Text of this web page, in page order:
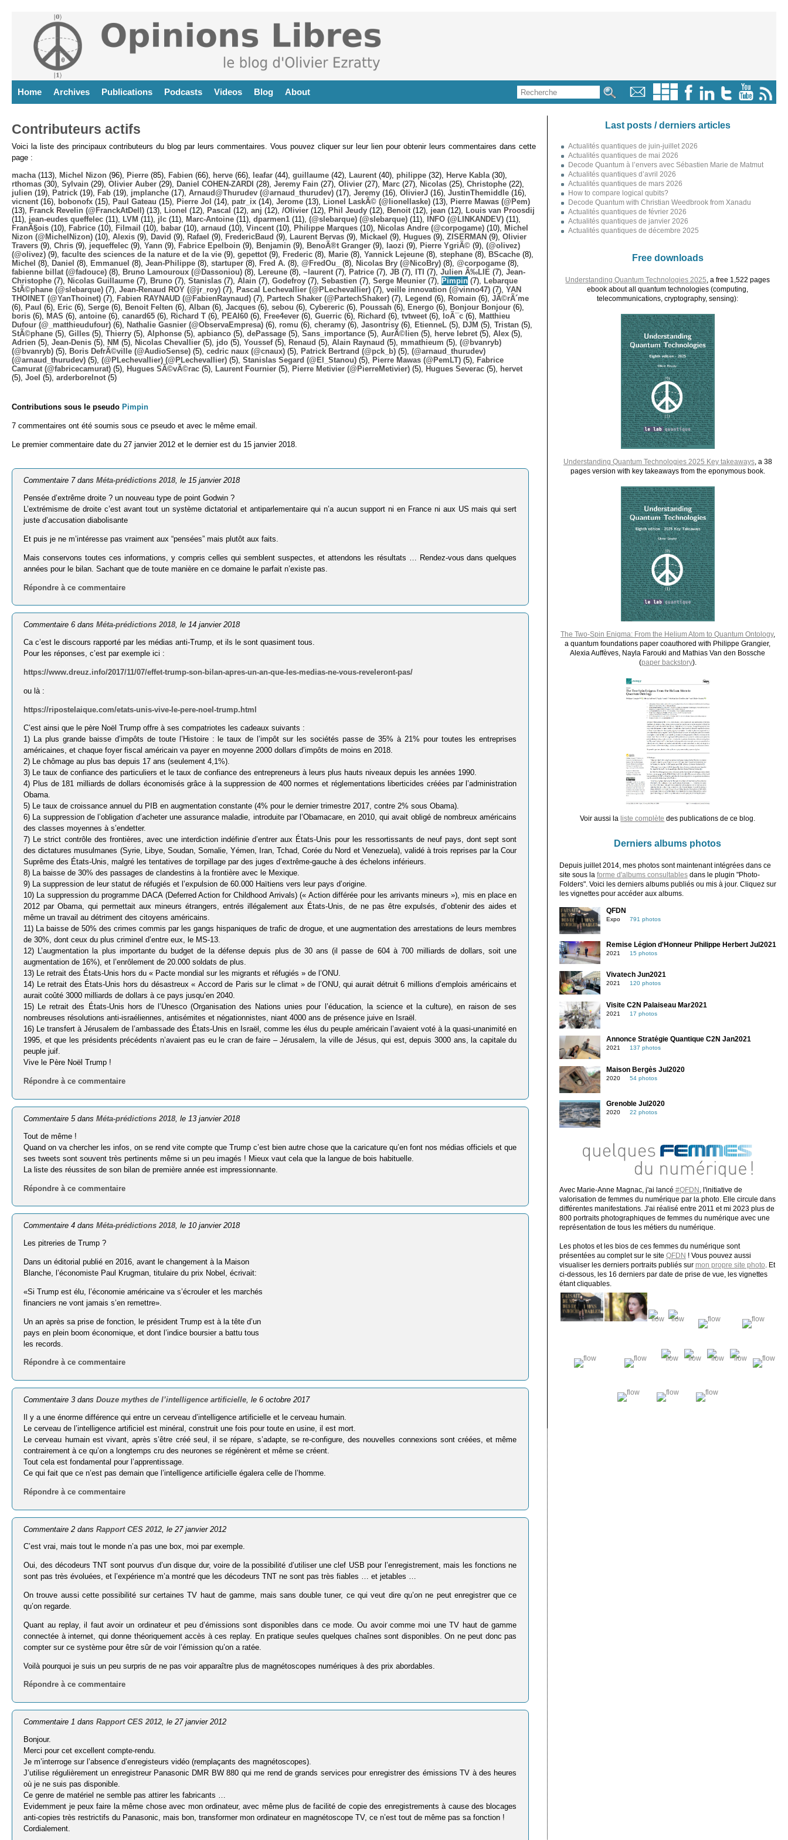
Home Archives Publications Podcasts Videos Blog About
Contributeurs actifs
Voici la liste des principaux contributeurs du blog par leurs commentaires. Vous pouvez cliquer sur leur lien pour obtenir leurs commentaires dans cette
page :
macha (113), Michel Nizon (96), Pierre (85), Fabien (66), herve (66), leafar (44), guillaume (42), Laurent (40), philippe (32), Herve Kabla (30),
rthomas (30), Sylvain (29), Olivier Auber (29), Daniel COHEN-ZARDI (28), Jeremy Fain (27), Olivier (27), Marc (27), Nicolas (25), Christophe (22),
julien (19), Patrick (19), Fab (19), jmplanche (17), Arnaud@Thurudev (@arnaud_thurudev) (17), Jeremy (16), OlivierJ (16), JustinThemiddle (16),
vicnent (16), bobonofx (15), Paul Gateau (15), Pierre Jol (14), patr_ix (14), Jerome (13), Lionel LaskÃ© (@lionellaske) (13),
Pierre Mawas (@Pem)
(13),
Franck Revelin (@FranckAtDell) (13), Lionel (12), Pascal (12), anj (12), /Olivier (12), Phil Jeudy (12), Benoit (12), jean (12),
Louis van Proosdij
(11), jean-eudes queffelec (11), LVM (11), jlc (11), Marc-Antoine (11), dparmen1 (11), (@slebarque) (@slebarque) (11), INFO (@LINKANDEV) (11),
FranÃ§ois (10), Fabrice (10), Filmail (10), babar (10), arnaud (10), Vincent (10), Philippe Marques (10), Nicolas Andre (@corpogame) (10),
Michel
Nizon (@MichelNizon) (10), Alexis (9), David (9), Rafael (9), FredericBaud (9), Laurent Bervas (9), Mickael (9), Hugues (9), ZISERMAN (9), Olivier
Travers (9), Chris (9), jequeffelec (9), Yann (9), Fabrice Epelboin (9), Benjamin (9), BenoÃ®t Granger (9), laozi (9), Pierre YgriÃ© (9), (@olivez)
(@olivez) (9), faculte des sciences de la nature et de la vie (9), gepettot (9), Frederic (8), Marie (8), Yannick Lejeune (8), stephane (8), BScache (8),
Michel (8), Daniel (8), Emmanuel (8), Jean-Philippe (8), startuper (8), Fred A. (8), @FredOu_ (8), Nicolas Bry (@NicoBry) (8), @corpogame (8),
fabienne billat (@fadouce) (8), Bruno Lamouroux (@Dassoniou) (8), Lereune (8), ~laurent (7), Patrice (7), JB (7), ITI (7), Julien Ã‰LIE (7), Jean-
Christophe (7), Nicolas Guillaume (7), Bruno (7), Stanislas (7), Alain (7), Godefroy (7), Sebastien (7), Serge Meunier (7), Pimpin (7),
Lebarque
StÃ©phane (@slebarque) (7), Jean-Renaud ROY (@jr_roy) (7), Pascal Lechevallier (@PLechevallier) (7), veille innovation (@vinno47) (7), YAN
THOINET (@YanThoinet) (7), Fabien RAYNAUD (@FabienRaynaud) (7), Partech Shaker (@PartechShaker) (7), Legend (6), Romain (6), JÃ©rÃ´me
(6),
Paul (6), Eric (6), Serge (6), Benoit Felten (6), Alban (6), Jacques (6), sebou (6), Cybereric (6), Poussah (6), Energo (6), Bonjour Bonjour (6),
boris (6), MAS (6), antoine (6), canard65 (6), Richard T (6), PEAI60 (6), Free4ever (6), Guerric (6), Richard (6), tvtweet (6), loÃ¯c (6),
Matthieu
Dufour (@_matthieudufour) (6), Nathalie Gasnier (@ObservaEmpresa) (6), romu (6), cheramy (6), Jasontrisy (6), EtienneL (5), DJM (5), Tristan (5),
StÃ©phane (5), Gilles (5), Thierry (5), Alphonse (5), apbianco (5), dePassage (5), Sans_importance (5), AurÃ©lien (5), herve lebret (5), Alex (5),
Adrien (5), Jean-Denis (5), NM (5), Nicolas Chevallier (5), jdo (5), Youssef(5), Renaud (5), Alain Raynaud (5), mmathieum (5), (@bvanryb)
(@bvanryb) (5), Boris DefrÃ©ville (@AudioSense) (5), cedric naux (@cnaux) (5), Patrick Bertrand (@pck_b) (5), (@arnaud_thurudev)
(@arnaud_thurudev) (5), (@PLechevallier) (@PLechevallier) (5), Stanislas Segard (@El_Stanou) (5), Pierre Mawas (@PemLT) (5),
Fabrice
Camurat (@fabricecamurat) (5), Hugues SÃ©vÃ©rac (5), Laurent Fournier (5), Pierre Metivier (@PierreMetivier) (5), Hugues Severac (5),
hervet
(5), Joel (5), arderborelnot (5)
Contributions sous le pseudo Pimpin
7 commentaires ont été soumis sous ce pseudo et avec le même email.
Le premier commentaire date du 27 janvier 2012 et le dernier est du 15 janvier 2018.
Commentaire 7 dansMéta-prédictions 2018, le 15 janvier 2018
Pensée d’extrême droite ? un nouveau type de point Godwin ?
L’extrémisme de droite c’est avant tout un système dictatorial et antiparlementaire qui n’a aucun support ni en France ni aux US mais qui sert
juste d’accusation diabolisante
Et puis je ne m’intéresse pas vraiment aux “pensées” mais plutôt aux faits.
Mais conservons toutes ces informations, y compris celles qui semblent suspectes, et attendons les résultats … Rendez-vous dans quelques
années pour le bilan. Sachant que de toute manière en ce domaine le parfait n’existe pas.
Répondre à ce commentaire
Commentaire 6 dansMéta-prédictions 2018, le 14 janvier 2018
Ca c’est le discours rapporté par les médias anti-Trump, et ils le sont quasiment tous.
Pour les réponses, c’est par exemple ici :
https://www.dreuz.info/2017/11/07/effet-trump-son-bilan-apres-un-an-que-les-medias-ne-vous-reveleront-pas/
ou là :
https://ripostelaique.com/etats-unis-vive-le-pere-noel-trump.html
C’est ainsi que le père Noël Trump offre à ses compatriotes les cadeaux suivants :
1) La plus grande baisse d’impôts de toute l’Histoire : le taux de l’impôt sur les sociétés passe de 35% à 21% pour toutes les entreprises
américaines, et chaque foyer fiscal américain va payer en moyenne 2000 dollars d’impôts de moins en 2018.
2) Le chômage au plus bas depuis 17 ans (seulement 4,1%).
3) Le taux de confiance des particuliers et le taux de confiance des entrepreneurs à leurs plus hauts niveaux depuis les années 1990.
4) Plus de 181 milliards de dollars économisés grâce à la suppression de 400 normes et réglementations liberticides créées par l’administration
Obama.
5) Le taux de croissance annuel du PIB en augmentation constante (4% pour le dernier trimestre 2017, contre 2% sous Obama).
6) La suppression de l’obligation d’acheter une assurance maladie, introduite par l’Obamacare, en 2010, qui avait obligé de nombreux américains
des classes moyennes à s’endetter.
7) Le strict contrôle des frontières, avec une interdiction indéfinie d’entrer aux États-Unis pour les ressortissants de neuf pays, dont sept sont
des dictatures musulmanes (Syrie, Libye, Soudan, Somalie, Yémen, Iran, Tchad, Corée du Nord et Venezuela), validé à trois reprises par la Cour
Suprême des États-Unis, malgré les tentatives de torpillage par des juges d’extrême-gauche à des échelons inférieurs.
8) La baisse de 30% des passages de clandestins à la frontière avec le Mexique.
9) La suppression de leur statut de réfugiés et l’expulsion de 60.000 Haïtiens vers leur pays d’origine.
10) La suppression du programme DACA (Deferred Action for Childhood Arrivals) (« Action différée pour les arrivants mineurs »), mis en place en
2012 par Obama, qui permettait aux mineurs étrangers, entrés illégalement aux États-Unis, de ne pas être expulsés, d’obtenir des aides et
même un travail au détriment des citoyens américains.
11) La baisse de 50% des crimes commis par les gangs hispaniques de trafic de drogue, et une augmentation des arrestations de leurs membres
de 30%, dont ceux du plus criminel d’entre eux, le MS-13.
12) L’augmentation la plus importante du budget de la défense depuis plus de 30 ans (il passe de 604 à 700 milliards de dollars, soit une
augmentation de 16%), et l’enrôlement de 20.000 soldats de plus.
13) Le retrait des États-Unis hors du « Pacte mondial sur les migrants et réfugiés » de l’ONU.
14) Le retrait des États-Unis hors du désastreux « Accord de Paris sur le climat » de l’ONU, qui aurait détruit 6 millions d’emplois américains et
aurait coûté 3000 milliards de dollars à ce pays jusqu’en 2040.
15) Le retrait des États-Unis hors de l’Unesco (Organisation des Nations unies pour l’éducation, la science et la culture), en raison de ses
nombreuses résolutions anti-israéliennes, antisémites et négationnistes, niant 4000 ans de présence juive en Israël.
16) Le transfert à Jérusalem de l’ambassade des États-Unis en Israël, comme les élus du peuple américain l’avaient voté à la quasi-unanimité en
1995, et que les présidents précédents n’avaient pas eu le cran de faire – Jérusalem, la ville de Jésus, qui est, depuis 3000 ans, la capitale du
peuple juif.
Vive le Père Noël Trump !
Répondre à ce commentaire
Commentaire 5 dansMéta-prédictions 2018, le 13 janvier 2018
Tout de même !
Quand on va chercher les infos, on se rend vite compte que Trump c’est bien autre chose que la caricature qu’en font nos médias officiels et que
ses tweets sont souvent très pertinents même si un peu imagés ! Mieux vaut cela que la langue de bois habituelle.
La liste des réussites de son bilan de première année est impressionnante.
Répondre à ce commentaire
Commentaire 4 dansMéta-prédictions 2018, le 10 janvier 2018
Les pitreries de Trump ?
Dans un éditorial publié en 2016, avant le changement à la Maison
Blanche, l’économiste Paul Krugman, titulaire du prix Nobel, écrivait:
«Si Trump est élu, l’économie américaine va s’écrouler et les marchés
financiers ne vont jamais s’en remettre».
Un an après sa prise de fonction, le président Trump est à la tête d’un
pays en plein boom économique, et dont l’indice boursier a battu tous
les records.
Répondre à ce commentaire
Commentaire 3 dansDouze mythes de l’intelligence artificielle, le 6 octobre 2017
Il y a une énorme différence qui entre un cerveau d’intelligence artificielle et le cerveau humain.
Le cerveau de l’intelligence artificiel est minéral, construit une fois pour toute en usine, il est mort.
Le cerveau humain est vivant, après s’être créé seul, il se répare, s’adapte, se re-configure, des nouvelles connexions sont créées, et même
contrairement à ce qu’on a longtemps cru des neurones se régénèrent et même se créent.
Tout cela est fondamental pour l’apprentissage.
Ce qui fait que ce n’est pas demain que l’intelligence artificielle égalera celle de l’homme.
Répondre à ce commentaire
Commentaire 2 dansRapport CES 2012 , le 27 janvier 2012
C’est vrai, mais tout le monde n’a pas une box, moi par exemple.
Oui, des décodeurs TNT sont pourvus d’un disque dur, voire de la possibilité d’utiliser une clef USB pour l’enregistrement, mais les fonctions ne
sont pas très évoluées, et l’expérience m’a montré que les décodeurs TNT ne sont pas très fiables … et jetables …
On trouve aussi cette possibilité sur certaines TV haut de gamme, mais sans double tuner, ce qui veut dire qu’on ne peut enregistrer que ce
qu’on regarde.
Quant au replay, il faut avoir un ordinateur et peu d’émissions sont disponibles dans ce mode. Ou avoir comme moi une TV haut de gamme
connectée à internet, qui donne théoriquement accès à ces replay. En pratique seules quelques chaînes sont disponibles. On ne peut donc pas
compter sur ce système pour être sûr de voir l’émission qu’on a ratée.
Voilà pourquoi je suis un peu surpris de ne pas voir apparaître plus de magnétoscopes numériques à des prix abordables.
Répondre à ce commentaire
Commentaire 1 dansRapport CES 2012, le 27 janvier 2012
Bonjour.
Merci pour cet excellent compte-rendu.
Je m’interroge sur l’absence d’enregisteurs vidéo (remplaçants des magnétoscopes).
J’utilise régulièrement un enregistreur Panasonic DMR BW 880 qui me rend de grands services pour enregistrer des émissions TV à des heures
où je ne suis pas disponible.
Ce genre de matériel ne semble pas attirer les fabricants …
Evidemment je peux faire la même chose avec mon ordinateur, avec même plus de facilité de copie des enregistrements à cause des blocages
anti-copies très restrictifs du Panasonic, mais bon, transformer mon ordinateur en magnétoscope TV, ce n’est tout de même pas sa fonction !
Cordialement.
Last posts / derniers articles
Actualités quantiques de juin-juillet 2026
Actualités quantiques de mai 2026
Decode Quantum à l’envers avec Sébastien Marie de Matmut
Actualités quantiques d’avril 2026
Actualités quantiques de mars 2026
How to compare logical qubits?
Decode Quantum with Christian Weedbrook from Xanadu
Actualités quantiques de février 2026
Actualités quantiques de janvier 2026
Actualités quantiques de décembre 2025
Free downloads
Understanding Quantum Technologies 2025 , a free 1,522 pages
ebook about all quantum technologies (computing,
telecommunications, cryptography, sensing):
Understanding Quantum Technologies 2025 Key takeaways, a 38
pages version with key takeaways from the eponymous book.
The Two-Spin Enigma: From the Helium Atom to Quantum Ontology,
a quantum foundations paper coauthored with Philippe Grangier,
Alexia Auffèves, Nayla Farouki and Mathias Van den Bossche
(paper backstory).
Voir aussi la liste complète des publications de ce blog.
Derniers albums photos
Depuis juillet 2014, mes photos sont maintenant intégrées dans ce
site sous la forme d'albums consultablesdans le plugin "Photo-
Folders". Voici les derniers albums publiés ou mis à jour. Cliquez sur
les vignettes pour accéder aux albums.
QFDN
Expo 791 photos
Remise Légion d'Honneur Philippe Herbert Jul2021
2021 15 photos
Vivatech Jun2021
2021 120 photos
Visite C2N Palaiseau Mar2021
2021 17 photos
Annonce Stratégie Quantique C2N Jan2021
2021 137 photos
Maison Bergès Jul2020
2020 54 photos
Grenoble Jul2020
2020 22 photos
Avec Marie-Anne Magnac, j'ai lancé #QFDN
, l'initiative de
valorisation de femmes du numérique par la photo. Elle circule dans
différentes manifestations. J'ai réalisé entre 2011 et mi 2023 plus de
800 portraits photographiques de femmes du numérique avec une
représentation de tous les métiers du numérique.
Les photos et les bios de ces femmes du numérique sont
présentées au complet sur le site QFDN ! Vous pouvez aussi
visualiser les derniers portraits publiés sur mon propre site photo . Et
ci-dessous, les 16 derniers par date de prise de vue, les vignettes
étant cliquables.